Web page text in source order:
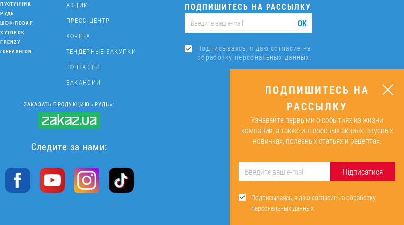
ПУСТУНЧИК
РУДЬ
ШЕФ-ПОВАР
ХУТОРОК
FRENZY
ICEFASHION
АКЦИИ
ПРЕСС-ЦЕНТР
ХОРЕКА
ТЕНДЕРНЫЕ ЗАКУПКИ
КОНТАКТЫ
ВАКАНСИИ
ПОДПИШИТЕСЬ НА РАССЫЛКУ
ОК
Подписываясь, я даю согласие на
обработку персональных данных.
ЗАКАЗАТЬ ПРОДУКЦИЮ «РУДЬ»:
Следите за нами:
ПОДПИШИТЕСЬ НА
РАССЫЛКУ
Узнавайте первыми о событиях из жизни
компании, а также интересных акциях, вкусных
новинках, полезных статьях и рецептах.
Підписатися
Подписываясь, я даю согласие на обработку
персональных данных.